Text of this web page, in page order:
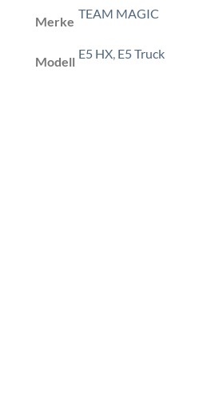
Merke
TEAM MAGIC
Modell
E5 HX, E5 Truck